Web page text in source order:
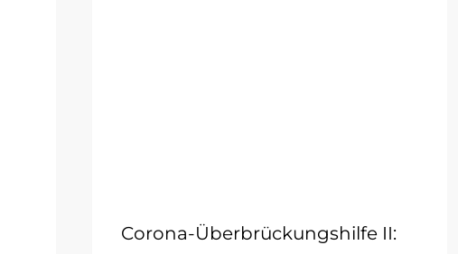
Corona-Überbrückungshilfe II: